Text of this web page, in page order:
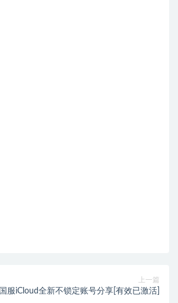
上一篇
国服iCloud全新不锁定账号分享[有效已激活]